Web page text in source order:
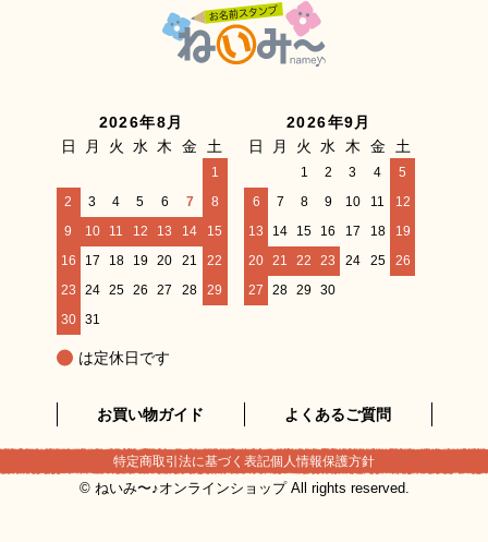
2026年8月
日
月 火 水 木 金 土
1
2
3 4 5 6 7
8
9
10 11 12 13 14
15
16
17 18 19 20 21
22
23
24 25 26 27 28
29
30
31
2026年9月
日
月 火 水 木 金 土
1 2 3 4
5
6
7 8 9 10 11
12
13
14 15 16 17 18
19
20 21 22 23 24 25
26
27
28 29 30
は定休日です
お買い物ガイド よくあるご質問
特定商取引法に基づく表記個人情報保護方針
© ねいみ〜♪オンラインショップ All rights reserved.